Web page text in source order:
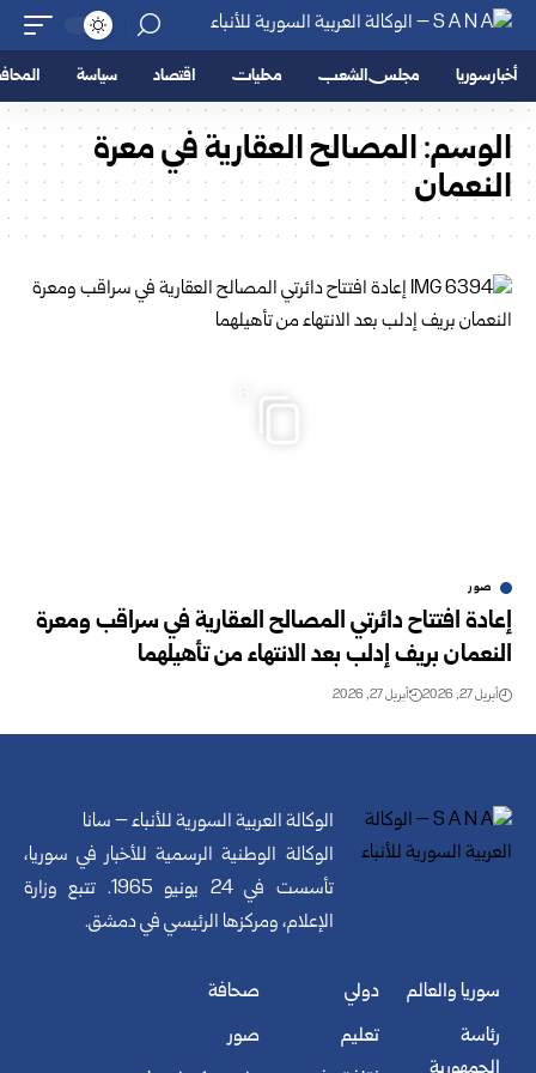
أخبار سوريا مجلس الشعب محليات اقتصاد سياسة
الوسم:المصالح العقارية في معرة
النعمان
صور
إعادة افتتاح دائرتي المصالح العقارية في سراقب ومعرة
النعمان بريف إدلب بعد الانتهاء من تأهيلهما
أبريل 27, 2026 أبريل 27, 2026
الوكالة العربية السورية للأنباء – سانا
الوكالة الوطنية الرسمية للأخبار في سوريا،
تأسست في 24 يونيو 1965. تتبع وزارة
الإعلام، ومركزها الرئيسي في دمشق.
سوريا والعالم
رئاسة
دولي
تعليم
صحافة
صور